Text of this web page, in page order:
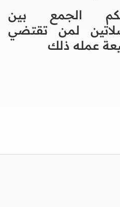
الجمع بين
لمن تقتضي
عمله ذلك